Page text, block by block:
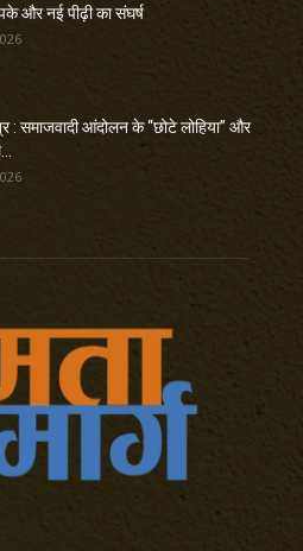
और नई पीढ़ी का संघर्ष
: समाजवादी आंदोलन के “छोटे लोहिया” और